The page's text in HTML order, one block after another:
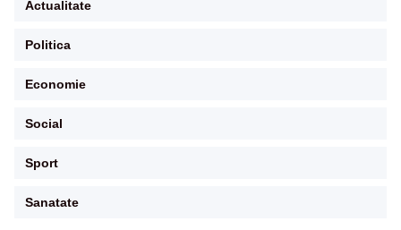
Actualitate
Politica
Economie
Social
Sport
Sanatate